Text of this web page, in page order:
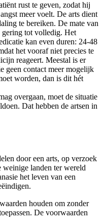
rust te geven, zodat hij
meer voelt. De arts dient
te bereiken. De mate van
gering tot volledig. Het
kan even duren: 24-48
het vooraf niet precies te
reageert. Meestal is er
geen contact meer mogelijk
worden, dan is dit hét
overgaan, moet de situatie
Dat hebben de artsen in
door een arts, op verzoek
weinige landen ter wereld
het leven van een
houden om zonder
De voorwaarden